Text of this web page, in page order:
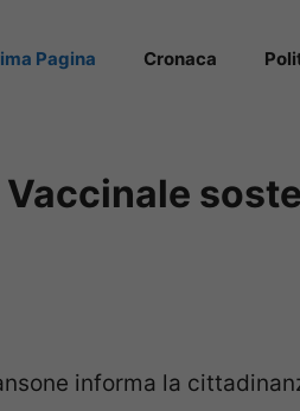
Pagina Cronaca
informa la